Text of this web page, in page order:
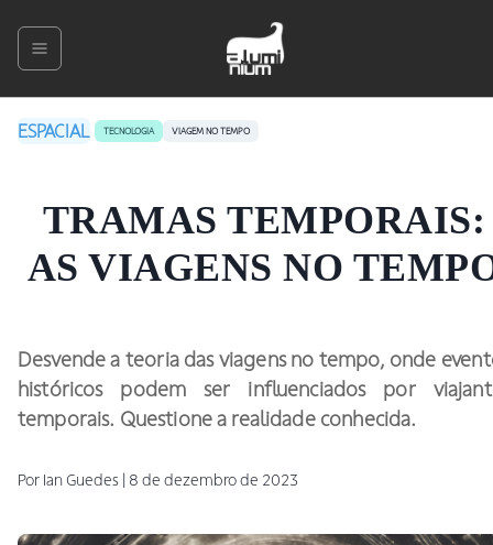
ESPACIAL TECNOLOGIA VIAGEM NO TEMPO
TRAMAS TEMPORAIS:
AS VIAGENS NO
Desvende a teoria das viagens no tempo, onde
históricos podem ser influenciados por
temporais. Questione a realidade conhecida.
Por IanGuedes 8 de dezembro de 2023